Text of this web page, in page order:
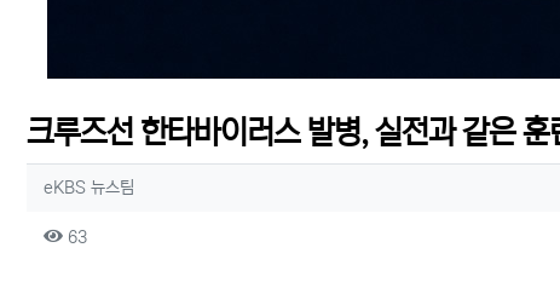
크루즈선 한타바이러스 발병, 실전과 같은
작성자 정보
eKBS 뉴스팀
컨텐츠 정보
63조회